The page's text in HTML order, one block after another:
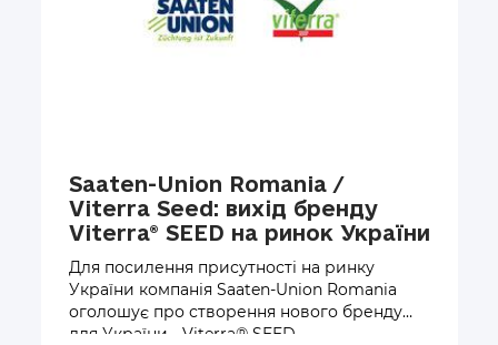
Saaten-Union Romania /
Viterra Seed: вихід бренду
Viterra® SEED на ринок України
Для посилення присутності на ринку
України компанія Saaten-Union Romania
оголошує про створення нового бренду
для України - Viterra® SEED